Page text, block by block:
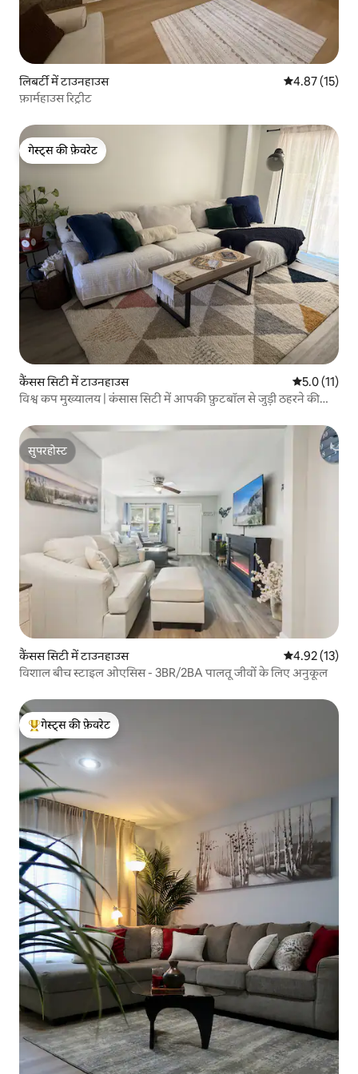
लिबर्टी में टाउनहाउस औसत रेटिंग 5 में
4.87 (15)
फ़ार्महाउस रिट्रीट
गेस्ट्स की फ़ेवरेट
गेस्ट्स की फ़ेवरेट
कैंसस सिटी में टाउनहाउस औसत रेटिंग 5
5.0 (11)
विश्व कप मुख्यालय | कंसास सिटी में आपकी फ़ुटबॉल से जुड़ी ठहरने की
सुपरहोस्ट
सुपरहोस्ट
कैंसस सिटी में टाउनहाउस औसत रेटिंग 5 में
4.92 (13)
विशाल बीच स्टाइल ओएसिस - 3BR/2BA पालतू जीवों के लिए अनुकूल
गेस्ट्स का टॉप फ़ेवरेट
गेस्ट्स की फ़ेवरेट